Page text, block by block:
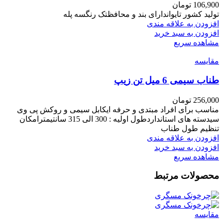
106,900 تومان
تولید کشور تایواندارای بند و محافظتک رنگسه پله
افزودن به علاقه مندی
افزودن به سبد خرید
مشاهده سریع
مقایسه
طناب سیمی 6 میل تن زیپ
256,000 تومان
مناسب برای افراد مبتدی و حرفه ایکابل سیمی و روکش پی وی
سیدسته های استانداردطول اولیه : 300 الی 315 سانتیمترامکان
تنظیم طول طناب
افزودن به علاقه مندی
افزودن به سبد خرید
مشاهده سریع
محصولات مرتبط
مقایسه